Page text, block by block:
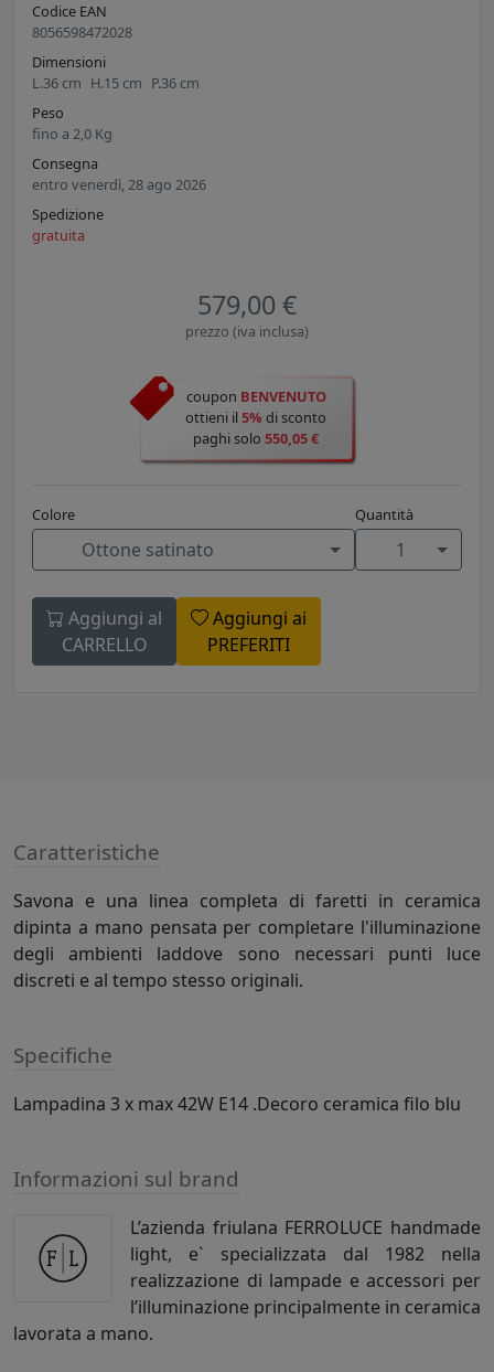
Codice EAN
8056598472028
Dimensioni
L.36 cm H.15 cm P.36 cm
Peso
fino a 2,0 Kg
Consegna
entro venerdì, 28 ago 2026
Spedizione
gratuita
579,00 €
prezzo (iva inclusa)
coupon BENVENUTO
ottieni il5% di sconto
paghi solo 550,05 €
Colore
Ottone satinato
Quantità
1
Aggiungi al
CARRELLO
Aggiungi ai
PREFERITI
Caratteristiche
Savona e una linea completa di faretti in ceramica
dipinta a mano pensata per completare l'illuminazione
degli ambienti laddove sono necessari punti luce
discreti e al tempo stesso originali.
Specifiche
Lampadina 3 x max 42W E14 .Decoro ceramica filo blu
Informazioni sul brand
L’azienda friulana FERROLUCE handmade
light, e` specializzata dal 1982 nella
realizzazione di lampade e accessori per
l’illuminazione principalmente in ceramica
lavorata a mano.